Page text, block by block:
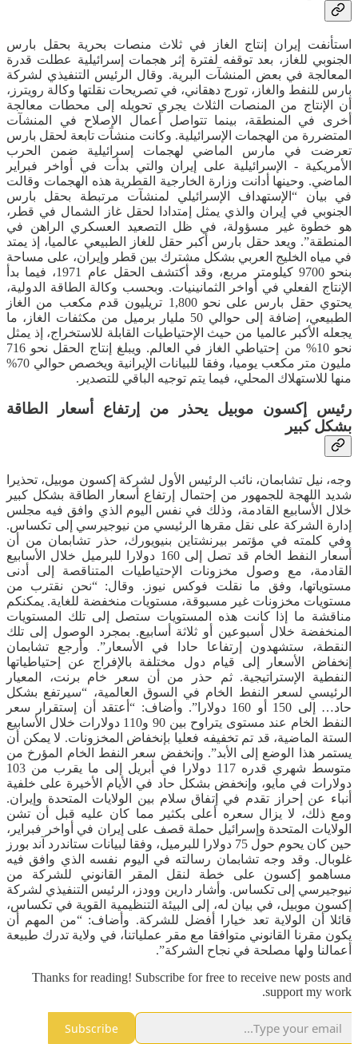
استأنفت إيران إنتاج الغاز في ثلاث ​منصات بحرية ​بحقل بارس
الجنوبي للغاز، بعد توقفه لفترة إثر ​هجمات إسرائيلية ​عطلت قدرة
المعالجة في ‌بعض المنشآت البرية. وقال الرئيس ​التنفيذي لشركة
بارس ‌للنفط والغاز، تورج دهقاني، في تصريحات نقلتها وكالة رويترز،
أن ​الإنتاج من المنصات الثلاث يجري ​تحويله إلى ​محطات معالجة
أخرى في المنطقة، بينما تتواصل ​أعمال الإصلاح ​في المنشآت
المتضررة من الهجمات الإسرائيلية. وكانت منشآت تابعة لحقل بارس
تعرضت في مارس الماضي لهجمات إسرائيلية ضمن الحرب
الأمريكية - الإسرائيلية على إيران والتي بدأت في أواخر فبراير
الماضي. وحينها أدانت وزارة الخارجية القطرية هذه الهجمات وقالت
في بيان “الإستهداف الإسرائيلي لمنشآت مرتبطة بحقل بارس
الجنوبي في إيران والذي يمثل إمتدادا لحقل غاز الشمال في قطر،
هو خطوة غير مسؤولة، في ظل التصعيد العسكري الراهن في
المنطقة”. ويعد حقل بارس أكبر حقل للغاز الطبيعي عالميا، إذ يمتد
في مياه الخليج العربي بشكل مشترك بين قطر وإيران، على مساحة
بنحو 9700 كيلومتر مربع، وقد أكتشف الحقل عام 1971، فيما بدأ
الإنتاج الفعلي في أواخر الثمانينيات. وبحسب وكالة الطاقة الدولية،
يحتوي حقل بارس على نحو 1,800 تريليون قدم مكعب من الغاز
الطبيعي، إضافة إلى حوالي 50 مليار برميل من مكثفات الغاز، ما
يجعله الأكبر عالميا من حيث الإحتياطيات القابلة للاستخراج، إذ يمثل
نحو 10% من إحتياطي الغاز في العالم. ويبلغ إنتاج الحقل نحو 716
مليون متر مكعب يوميا، وفقا للبيانات الإيرانية ويخصص حوالي 70%
منها للاستهلاك المحلي، فيما يتم توجيه الباقي للتصدير.
رئيس إكسون موبيل يحذر من إرتفاع أسعار الطاقة
بشكل كبير
وجه، نيل تشابمان، نائب الرئيس الأول لشركة إكسون موبيل، تحذيرا
شديد اللهجة للجمهور من إحتمال إرتفاع أسعار الطاقة بشكل كبير
خلال الأسابيع القادمة، وذلك في نفس اليوم الذي وافق فيه مجلس
إدارة الشركة على نقل مقرها الرئيسي من نيوجيرسي إلى تكساس.
وفي كلمته في مؤتمر بيرنشتاين بنيويورك، حذر تشابمان من أن
أسعار النفط الخام قد تصل إلى 160 دولارا للبرميل خلال الأسابيع
القادمة، مع وصول مخزونات الإحتياطيات المتناقصة إلى أدنى
مستوياتها، وفق ما نقلت فوكس نيوز. وقال: “نحن نقترب من
مستويات مخزونات غير مسبوقة، مستويات منخفضة للغاية. يمكنكم
مناقشة ما إذا كانت هذه المستويات ستصل إلى تلك المستويات
المنخفضة خلال أسبوعين أو ثلاثة أسابيع. بمجرد الوصول إلى تلك
النقطة، ستشهدون إرتفاعا حادا في الأسعار”. وأرجع تشابمان
إنخفاض الأسعار إلى قيام دول مختلفة بالإفراج عن إحتياطياتها
النفطية الإستراتيجية. ثم حذر من أن سعر خام برنت، المعيار
الرئيسي لسعر النفط الخام في السوق العالمية، “سيرتفع بشكل
حاد… إلى 150 أو 160 دولارا”. وأضاف: “أعتقد أن إستقرار سعر
النفط الخام عند مستوى يتراوح بين 90 و110 دولارات خلال الأسابيع
الستة الماضية، قد تم تخفيفه فعليا بإنخفاض المخزونات. لا يمكن أن
يستمر هذا الوضع إلى الأبد”. وإنخفض سعر النفط الخام المؤرخ من
متوسط ​​شهري قدره 117 دولارا في أبريل إلى ما يقرب من 103
دولارات في مايو، وإنخفض بشكل حاد في الأيام الأخيرة على خلفية
أنباء عن إحراز تقدم في إتفاق سلام بين الولايات المتحدة وإيران.
ومع ذلك، لا يزال سعره أعلى بكثير مما كان عليه قبل أن تشن
الولايات المتحدة وإسرائيل حملة قصف على إيران في أواخر فبراير،
حين كان يحوم حول 75 دولارا للبرميل، وفقا لبيانات ستاندرد آند بورز
غلوبال. وقد وجه تشابمان رسالته في اليوم نفسه الذي وافق فيه
مساهمو إكسون على خطة لنقل المقر القانوني للشركة من
نيوجيرسي إلى تكساس. وأشار دارين وودز، الرئيس التنفيذي لشركة
إكسون موبيل، في بيان له، إلى البيئة التنظيمية القوية في تكساس،
قائلا أن الولاية تعد خيارا أفضل للشركة. وأضاف: “من المهم أن
يكون مقرنا القانوني متوافقا مع مقر عملياتنا، في ولاية تدرك طبيعة
أعمالنا ولها مصلحة في نجاح الشركة”.
Thanks for reading! Subscribe for free to receive new posts and
support my work.
Subscribe